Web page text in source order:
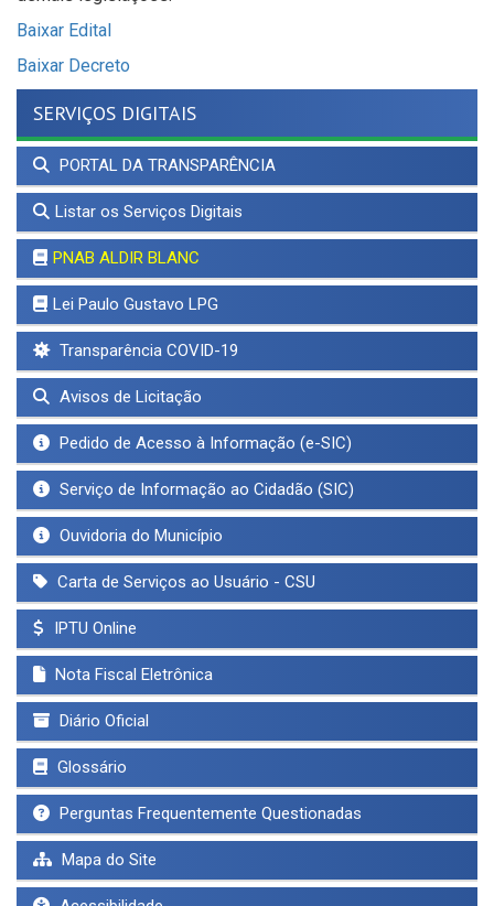
Baixar Edital
Baixar Decreto
SERVIÇOS DIGITAIS
PORTAL DA TRANSPARÊNCIA
Listar os Serviços Digitais
PNAB ALDIR BLANC
Lei Paulo Gustavo LPG
Transparência COVID-19
Avisos de Licitação
Pedido de Acesso à Informação (e-SIC)
Serviço de Informação ao Cidadão (SIC)
Ouvidoria do Município
Carta de Serviços ao Usuário - CSU
IPTU Online
Nota Fiscal Eletrônica
Diário Oficial
Glossário
Perguntas Frequentemente Questionadas
Mapa do Site